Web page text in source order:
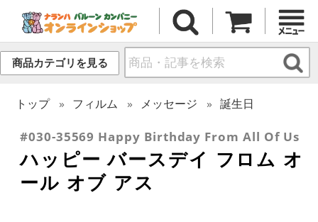
商品カテゴリを見る
トップ フィルム メッセージ 誕生日
#030-35569 Happy Birthday From All Of Us
ハッピー バースデイ フロム オ
ール オブ アス